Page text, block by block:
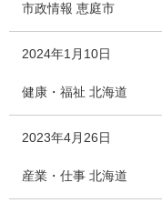
市政情報 恵庭市
2024年1月10日
健康・福祉 北海道
2023年4月26日
産業・仕事 北海道